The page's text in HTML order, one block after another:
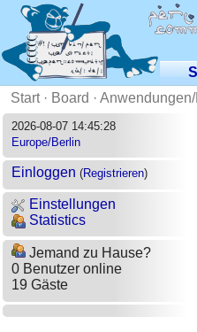
Start· Board ·
2026-08-07 14:45:28
Europe/Berlin
Einloggen (Registrieren)
Einstellungen
Statistics
Jemand zu Hause?
0 Benutzer online
19 Gäste